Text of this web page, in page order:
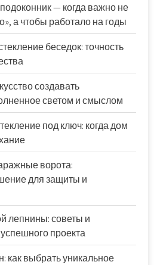
— когда важно не
а чтобы работало на годы
беседок: точность
создавать
светом и смыслом
под ключ: когда дом
ворота:
для защиты и
лепнины: советы и
проекта
как выбрать уникальное